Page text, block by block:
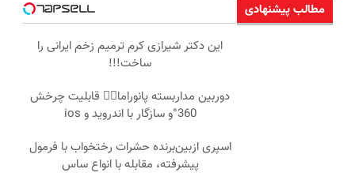
مطالب پیشنهادی
این دکتر شیرازی کرم ترمیم زخم ایرانی را
ساخت!!!
دوربین مداربسته پانوراما👈🏻 قابلیت چرخش
360°و سازگار با اندروید و ios
اسپری ازبین‌برنده حشرات رختخواب با فرمول
پیشرفته، مقابله با انواع ساس